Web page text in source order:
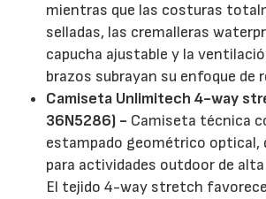
mientras que las costuras
selladas, las cremalleras
capucha ajustable y la
brazos subrayan su enfoque de
Camiseta Unlimitech 4-way
36N5286) - Camiseta técnica
estampado geométrico optical,
para actividades outdoor de
El tejido 4-way stretch